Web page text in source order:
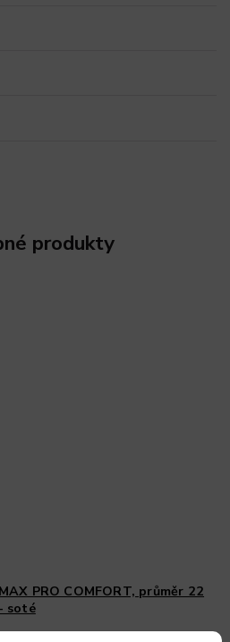
produkty
PRO COMFORT, průměr 22
soté